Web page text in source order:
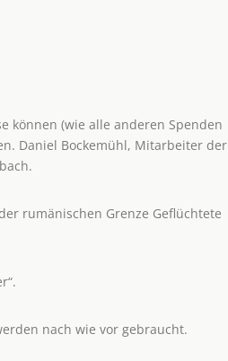
können (wie alle anderen Spenden
Daniel Bockemühl, Mitarbeiter der
rumänischen Grenze Geflüchtete
nach wie vor gebraucht.